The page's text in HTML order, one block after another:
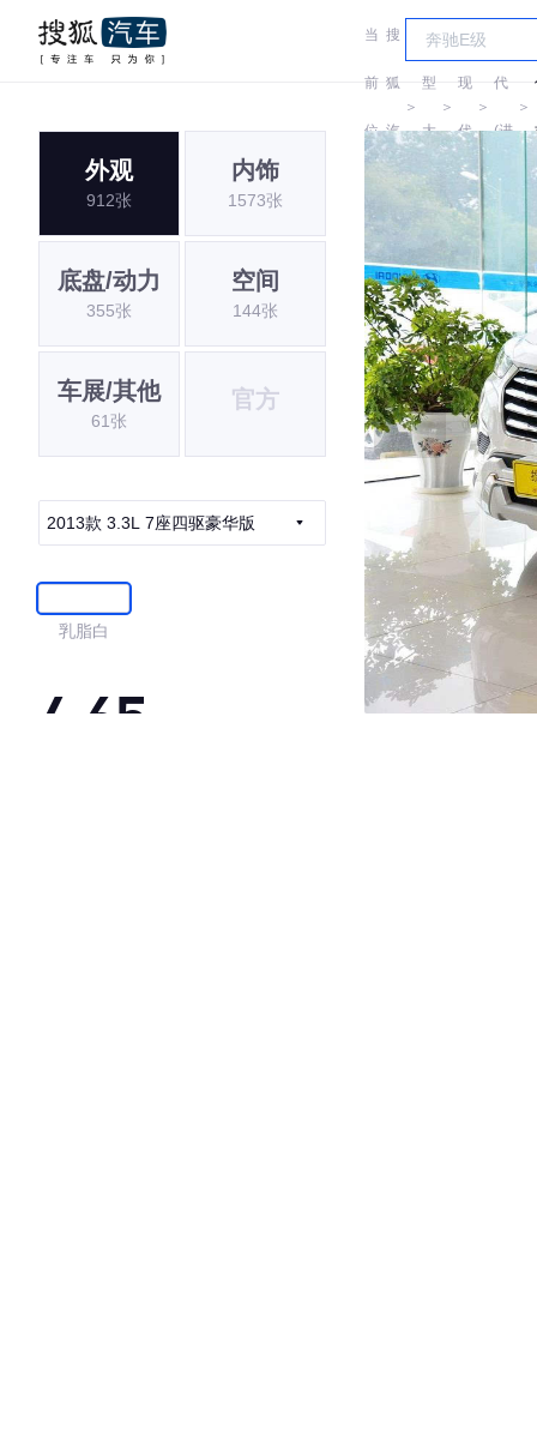
当
前
位
搜
狐
汽
＞
车
型
大
全
＞
现
代
＞
代
(进
口)
＞
外观
912张
内饰
1573张
底盘/动力
355张
空间
144张
车展/其他
61张
官方
2013款 3.3L 7座四驱豪华版
乳脂白
4.65